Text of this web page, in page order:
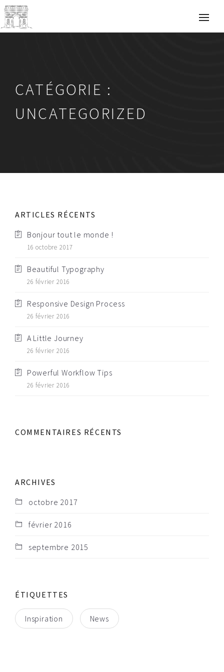
CATÉGORIE :
UNCATEGORIZED
ARTICLES RÉCENTS
Bonjour tout le monde !
16 octobre 2017
Beautiful Typography
26 février 2016
Responsive Design Process
26 février 2016
A Little Journey
26 février 2016
Powerful Workflow Tips
26 février 2016
COMMENTAIRES RÉCENTS
ARCHIVES
octobre 2017
février 2016
septembre 2015
ÉTIQUETTES
Inspiration News